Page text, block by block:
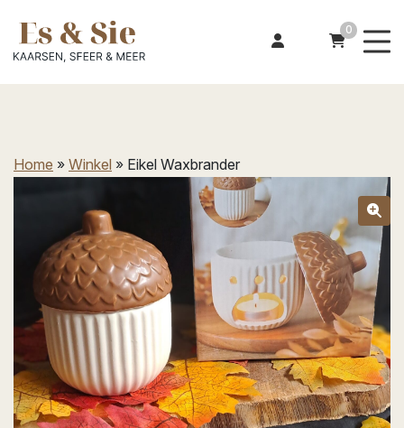
0
Home » Winkel » Eikel Waxbrander